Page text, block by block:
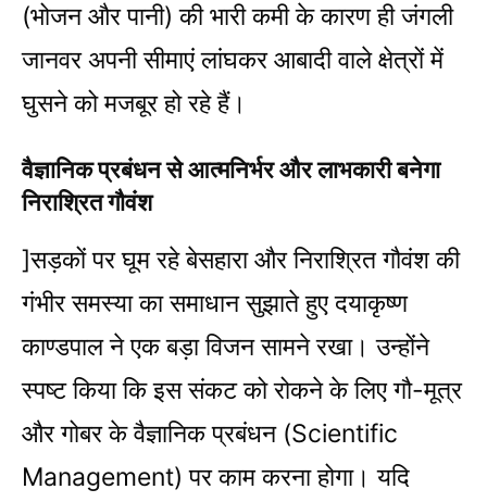
(भोजन और पानी) की भारी कमी के कारण ही जंगली
जानवर अपनी सीमाएं लांघकर आबादी वाले क्षेत्रों में
घुसने को मजबूर हो रहे हैं।
वैज्ञानिक प्रबंधन से आत्मनिर्भर और लाभकारी बनेगा
निराश्रित गौवंश
]सड़कों पर घूम रहे बेसहारा और निराश्रित गौवंश की
गंभीर समस्या का समाधान सुझाते हुए दयाकृष्ण
काण्डपाल ने एक बड़ा विजन सामने रखा। उन्होंने
स्पष्ट किया कि इस संकट को रोकने के लिए गौ-मूत्र
और गोबर के वैज्ञानिक प्रबंधन (Scientific
Management) पर काम करना होगा। यदि